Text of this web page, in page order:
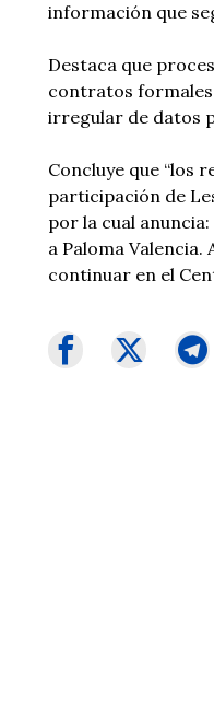
información que
Destaca que
contratos
irregular de datos
Concluye que “los
participación de
por la cual
a Paloma
continuar en el